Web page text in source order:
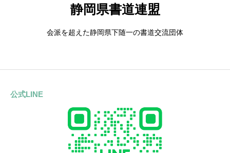
静岡県書道連盟
会派を超えた静岡県下随一の書道交流団体
公式LINE